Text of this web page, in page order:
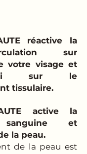
réactive la
sur
votre visage et
sur le
tissulaire.
active la
sanguine et
la peau.
de la peau est